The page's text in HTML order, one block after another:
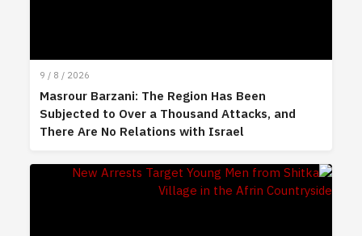
9 / 8 / 2026
Masrour Barzani: The Region Has Been
Subjected to Over a Thousand Attacks, and
There Are No Relations with Israel